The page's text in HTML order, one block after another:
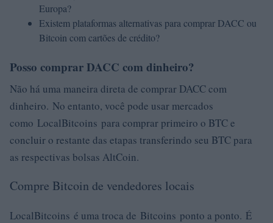
Europa?
Existem plataformas alternativas para comprar DACC ou
Bitcoin com cartões de crédito?
Posso comprar DACC com dinheiro?
Não há uma maneira direta de comprar DACC com
dinheiro. No entanto, você pode usar mercados
como LocalBitcoins para comprar primeiro o BTC e
concluir o restante das etapas transferindo seu BTC para
as respectivas bolsas AltCoin.
Compre Bitcoin de vendedores locais
LocalBitcoins é uma troca de Bitcoins ponto a ponto. É